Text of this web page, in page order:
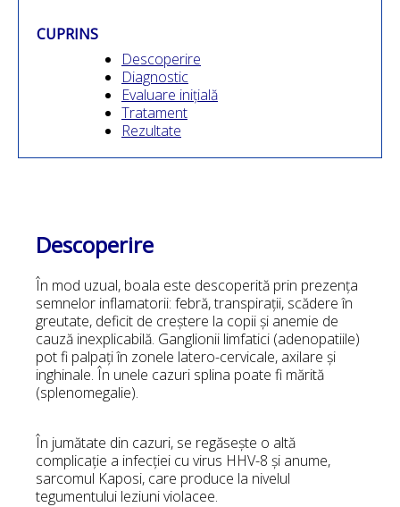
CUPRINS
Descoperire
Diagnostic
Evaluare inițială
Tratament
Rezultate
Descoperire
În mod uzual, boala este descoperită prin prezența
semnelor inflamatorii: febră, transpirații, scădere în
greutate, deficit de creștere la copii și anemie de
cauză inexplicabilă. Ganglionii limfatici (adenopatiile)
pot fi palpați în zonele latero-cervicale, axilare și
inghinale. În unele cazuri splina poate fi mărită
(splenomegalie).
În jumătate din cazuri, se regăsește o altă
complicație a infecției cu virus HHV-8 și anume,
sarcomul Kaposi, care produce la nivelul
tegumentului leziuni violacee.